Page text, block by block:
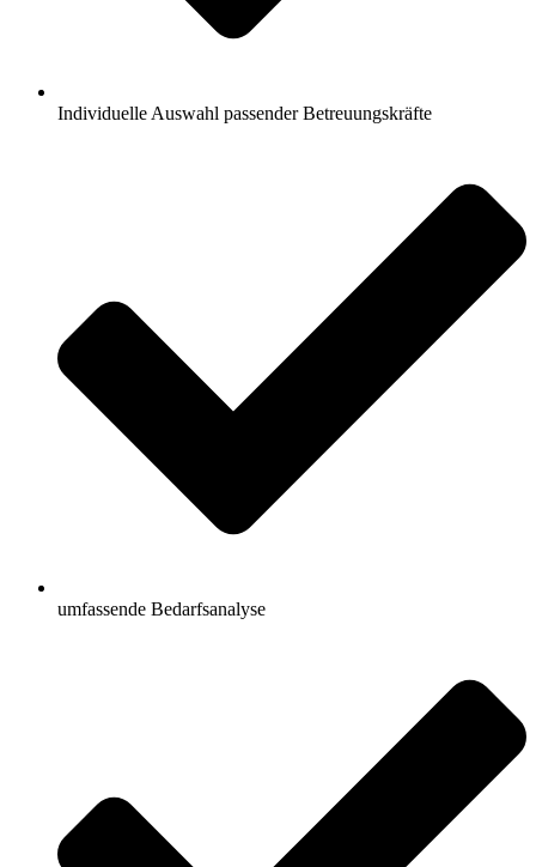
Individuelle Auswahl passender Betreuungskräfte
umfassende Bedarfsanalyse